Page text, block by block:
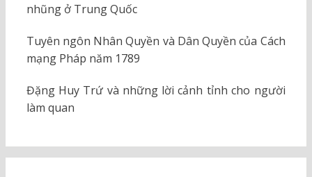
nhũng ở Trung Quốc
Tuyên ngôn Nhân Quyền và Dân Quyền của Cách
mạng Pháp năm 1789
Đặng Huy Trứ và những lời cảnh tỉnh cho người
làm quan